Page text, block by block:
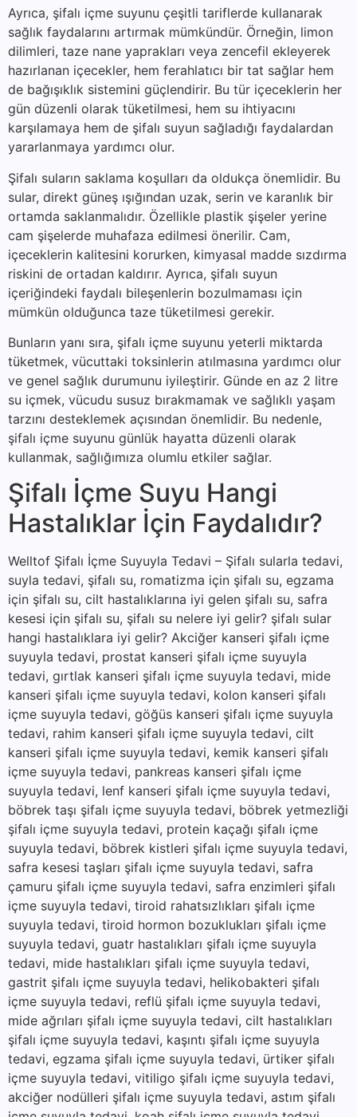
Ayrıca, şifalı içme suyunu çeşitli tariflerde kullanarak
sağlık faydalarını artırmak mümkündür. Örneğin, limon
dilimleri, taze nane yaprakları veya zencefil ekleyerek
hazırlanan içecekler, hem ferahlatıcı bir tat sağlar hem
de bağışıklık sistemini güçlendirir. Bu tür içeceklerin her
gün düzenli olarak tüketilmesi, hem su ihtiyacını
karşılamaya hem de şifalı suyun sağladığı faydalardan
yararlanmaya yardımcı olur.
Şifalı suların saklama koşulları da oldukça önemlidir. Bu
sular, direkt güneş ışığından uzak, serin ve karanlık bir
ortamda saklanmalıdır. Özellikle plastik şişeler yerine
cam şişelerde muhafaza edilmesi önerilir. Cam,
içeceklerin kalitesini korurken, kimyasal madde sızdırma
riskini de ortadan kaldırır. Ayrıca, şifalı suyun
içeriğindeki faydalı bileşenlerin bozulmaması için
mümkün olduğunca taze tüketilmesi gerekir.
Bunların yanı sıra, şifalı içme suyunu yeterli miktarda
tüketmek, vücuttaki toksinlerin atılmasına yardımcı olur
ve genel sağlık durumunu iyileştirir. Günde en az 2 litre
su içmek, vücudu susuz bırakmamak ve sağlıklı yaşam
tarzını desteklemek açısından önemlidir. Bu nedenle,
şifalı içme suyunu günlük hayatta düzenli olarak
kullanmak, sağlığımıza olumlu etkiler sağlar.
Şifalı İçme Suyu Hangi
Hastalıklar İçin Faydalıdır?
Welltof Şifalı İçme Suyuyla Tedavi – Şifalı sularla tedavi,
suyla tedavi, şifalı su, romatizma için şifalı su, egzama
için şifalı su, cilt hastalıklarına iyi gelen şifalı su, safra
kesesi için şifalı su, şifalı su nelere iyi gelir? şifalı sular
hangi hastalıklara iyi gelir? Akciğer kanseri şifalı içme
suyuyla tedavi, prostat kanseri şifalı içme suyuyla
tedavi, gırtlak kanseri şifalı içme suyuyla tedavi, mide
kanseri şifalı içme suyuyla tedavi, kolon kanseri şifalı
içme suyuyla tedavi, göğüs kanseri şifalı içme suyuyla
tedavi, rahim kanseri şifalı içme suyuyla tedavi, cilt
kanseri şifalı içme suyuyla tedavi, kemik kanseri şifalı
içme suyuyla tedavi, pankreas kanseri şifalı içme
suyuyla tedavi, lenf kanseri şifalı içme suyuyla tedavi,
böbrek taşı şifalı içme suyuyla tedavi, böbrek yetmezliği
şifalı içme suyuyla tedavi, protein kaçağı şifalı içme
suyuyla tedavi, böbrek kistleri şifalı içme suyuyla tedavi,
safra kesesi taşları şifalı içme suyuyla tedavi, safra
çamuru şifalı içme suyuyla tedavi, safra enzimleri şifalı
içme suyuyla tedavi, tiroid rahatsızlıkları şifalı içme
suyuyla tedavi, tiroid hormon bozuklukları şifalı içme
suyuyla tedavi, guatr hastalıkları şifalı içme suyuyla
tedavi, mide hastalıkları şifalı içme suyuyla tedavi,
gastrit şifalı içme suyuyla tedavi, helikobakteri şifalı
içme suyuyla tedavi, reflü şifalı içme suyuyla tedavi,
mide ağrıları şifalı içme suyuyla tedavi, cilt hastalıkları
şifalı içme suyuyla tedavi, kaşıntı şifalı içme suyuyla
tedavi, egzama şifalı içme suyuyla tedavi, ürtiker şifalı
içme suyuyla tedavi, vitiligo şifalı içme suyuyla tedavi,
akciğer nodülleri şifalı içme suyuyla tedavi, astım şifalı